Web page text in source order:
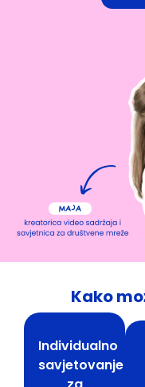
Kako
Individualno
savjetovanje